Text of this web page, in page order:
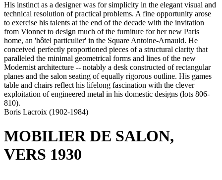
His instinct as a designer was for simplicity in the elegant visual and
technical resolution of practical problems. A fine opportunity arose
to exercise his talents at the end of the decade with the invitation
from Vionnet to design much of the furniture for her new Paris
home, an 'hôtel particulier' in the Square Antoine-Arnauld. He
conceived perfectly proportioned pieces of a structural clarity that
paralleled the minimal geometrical forms and lines of the new
Modernist architecture -- notably a desk constructed of rectangular
planes and the salon seating of equally rigorous outline. His games
table and chairs reflect his lifelong fascination with the clever
exploitation of engineered metal in his domestic designs (lots 806-
810).
Boris Lacroix (1902-1984)
MOBILIER DE SALON,
VERS 1930